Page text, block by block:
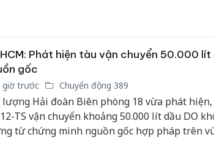
Phát hiện tàu vận chuyển 50.000 lít
gốc
giờ trước Chuyển động 389
lượng Hải đoàn Biên phòng 18 vừa phát
TS vận chuyển khoảng 50.000 lít dầu DO
từ chứng minh nguồn gốc hợp pháp trên